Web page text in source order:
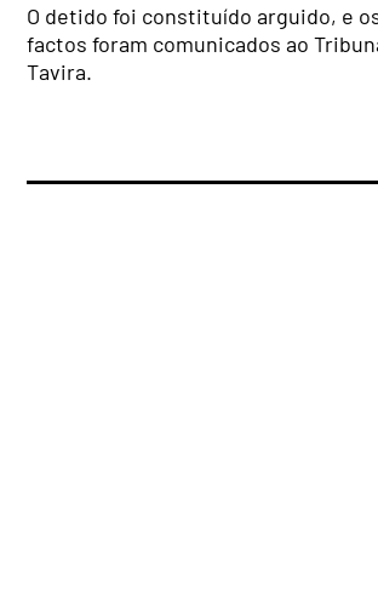
O detido foi constituído arguido, e
factos foram comunicados ao
Tavira.